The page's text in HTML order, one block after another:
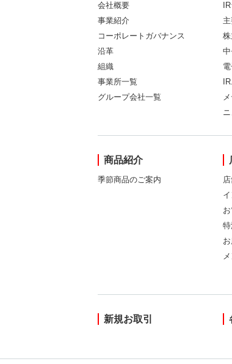
会社概要
事業紹介
コーポレートガバナンス
沿革
組織
事業所一覧
グループ会社一覧
商品紹介
季節商品のご案内
新規お取引